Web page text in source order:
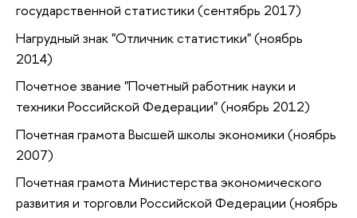
государственной статистики (сентябрь 2017)
Нагрудный знак "Отличник статистики" (ноябрь
2014)
Почетное звание "Почетный работник науки и
техники Российской Федерации" (ноябрь 2012)
Почетная грамота Высшей школы экономики (ноябрь
2007)
Почетная грамота Министерства экономического
развития и торговли Российской Федерации (ноябрь